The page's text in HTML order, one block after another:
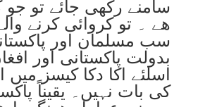
سامنے رکھی جائے تو
ھے ۔ تو کروائی کرنے
سب مسلمان اور
بدولت پاکستانی اور
اسلئے اکا دکا کیسز میں
کی بات نہیں۔ یقیناً